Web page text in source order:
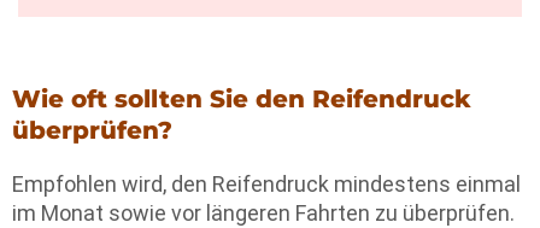
Wie oft sollten Sie den Reifendruck
überprüfen?
Empfohlen wird, den Reifendruck mindestens einmal
im Monat sowie vor längeren Fahrten zu überprüfen.